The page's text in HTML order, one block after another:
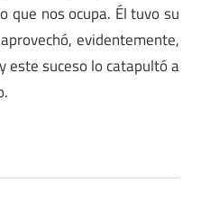
que nos ocupa. Él tuvo su
evidentemente,
este suceso lo catapultó a